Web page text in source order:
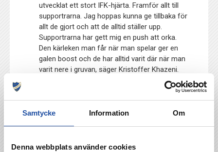
Samtycke Information Om
Denna webbplats använder cookies
utvecklat ett stort IFK-hjärta. Framför allt till
supportrarna. Jag hoppas kunna ge tillbaka för
allt de gjort och att de alltid ställer upp.
Supportrarna har gett mig en push att orka.
Den kärleken man får när man spelar ger en
galen boost och de har alltid varit där när man
varit nere i gruvan, säger Kristoffer Khazeni.
Göteborg.